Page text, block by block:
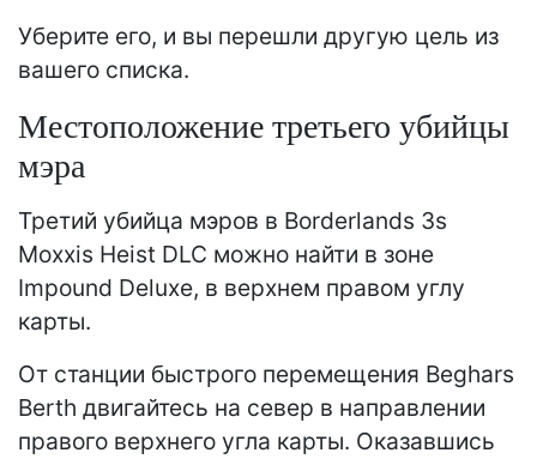
Уберите его, и вы перешли другую цель из
вашего списка.
Местоположение третьего убийцы
мэра
Третий убийца мэров в Borderlands 3s
Moxxis Heist DLC можно найти в зоне
Impound Deluxe, в верхнем правом углу
карты.
От станции быстрого перемещения Beghars
Berth двигайтесь на север в направлении
правого верхнего угла карты. Оказавшись